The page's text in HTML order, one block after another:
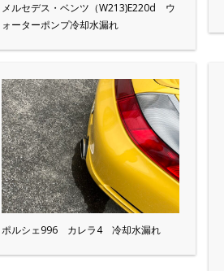
メルセデス・ベンツ（W213)E220d ウ
ォーターポンプ冷却水漏れ
ポルシェ996 カレラ4 冷却水漏れ